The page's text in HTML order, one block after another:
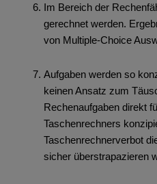
Im Bereich der
gerechnet werden.
von Multiple-Choice
Aufgaben werden so
keinen Ansatz zum
Rechenaufgaben direkt
Taschenrechners
Taschenrechnerverbot
sicher überstrapazieren